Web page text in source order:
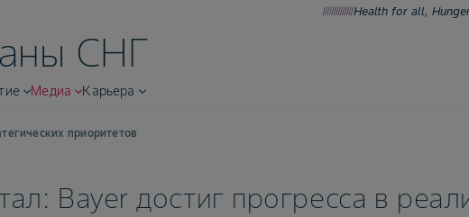
Health for all,
СНГ
Медиа Карьера
приоритетов
Bayer достиг прогресса в